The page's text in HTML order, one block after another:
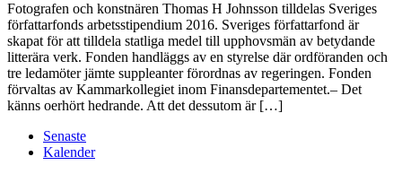
Fotografen och konstnären Thomas H Johnsson tilldelas Sveriges
författarfonds arbetsstipendium 2016. Sveriges författarfond är
skapat för att tilldela statliga medel till upphovsmän av betydande
litterära verk. Fonden handläggs av en styrelse där ordföranden och
tre ledamöter jämte suppleanter förordnas av regeringen. Fonden
förvaltas av Kammarkollegiet inom Finansdepartementet.– Det
känns oerhört hedrande. Att det dessutom är […]
Senaste
Kalender